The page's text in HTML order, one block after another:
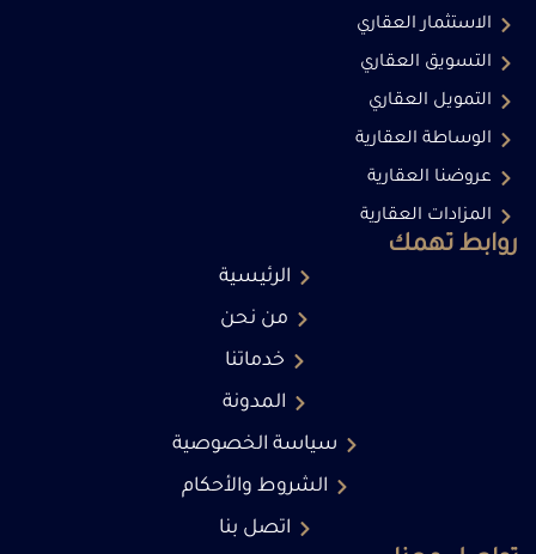
روابط تهمك
الرئيسية
من نحن
خدماتنا
المدونة
سياسة الخصوصية
الشروط والأحكام
اتصل بنا
الاستثمار العقاري
التسويق العقاري
التمويل العقاري
الوساطة العقارية
عروضنا العقارية
المزادات العقارية